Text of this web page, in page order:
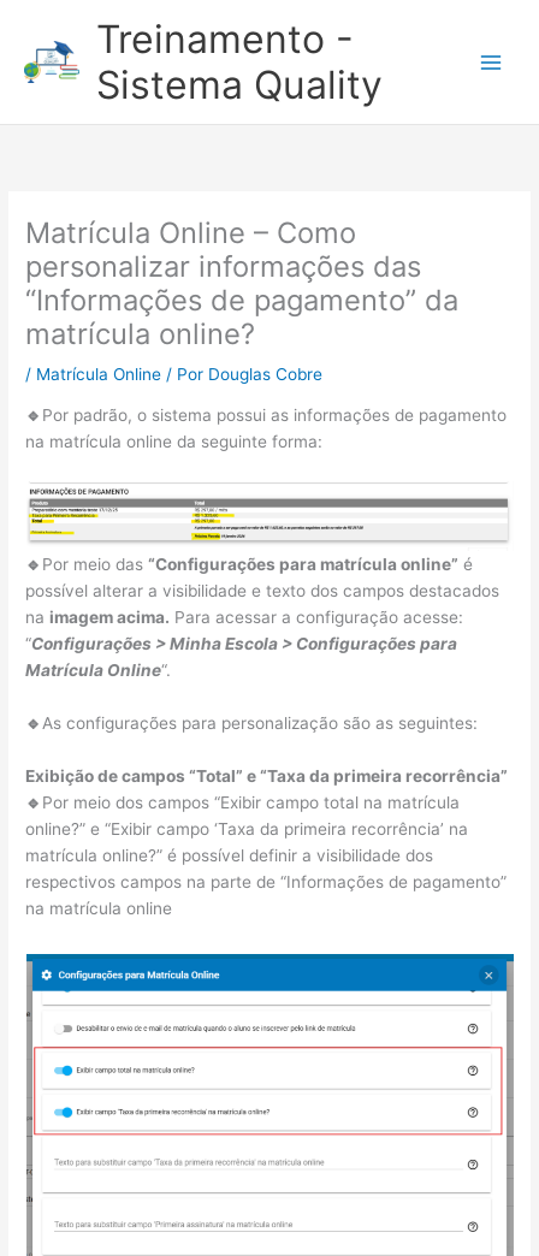
Treinamento -
Sistema Quality
Matrícula Online – Como
personalizar informações das
“Informações de pagamento” da
matrícula online?
/ Matrícula Online / Por Douglas Cobre
🔹 Por padrão, o sistema possui as informações de pagamento
na matrícula online da seguinte forma:
🔹 Por meio das“Configurações para matrícula online” é
possível alterar a visibilidade e texto dos campos destacados
na imagem acima. Para acessar a configuração acesse:
“Configurações > Minha Escola > Configurações para
Matrícula Online“.
🔹 As configurações para personalização são as seguintes:
Exibição de campos “Total” e “Taxa da primeira recorrência”
🔹 Por meio dos campos “Exibir campo total na matrícula
online?” e “Exibir campo ‘Taxa da primeira recorrência’ na
matrícula online?” é possível definir a visibilidade dos
respectivos campos na parte de “Informações de pagamento”
na matrícula online